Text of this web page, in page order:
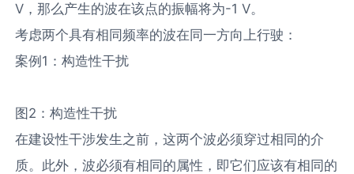
V，那么产生的波在该点的振幅将为-1 V。
考虑两个具有相同频率的波在同一方向上行驶：
案例1：构造性干扰
图2：构造性干扰
在建设性干涉发生之前，这两个波必须穿过相同的介
质。此外，波必须有相同的属性，即它们应该有相同的